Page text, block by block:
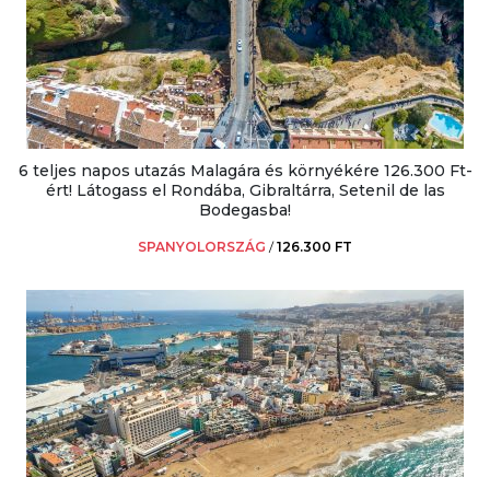
6 teljes napos utazás Malagára és környékére 126.300 Ft-
ért! Látogass el Rondába, Gibraltárra, Setenil de las
Bodegasba!
SPANYOLORSZÁG /126.300 FT